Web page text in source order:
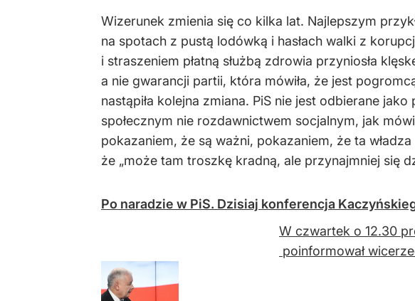
Wizerunek zmienia się co kilka lat. Najlepszym
na spotach z pustą lodówką i hasłach walki z
i straszeniem płatną służbą zdrowia przyniosła
a nie gwarancji partii, która mówiła, że jest
nastąpiła kolejna zmiana. PiS nie jest odbierane
społecznym nie rozdawnictwem socjalnym, jak
pokazaniem, że są ważni, pokazaniem, że ta
że „może tam troszkę kradną, ale przynajmniej się
Po naradzie w PiS. Dzisiaj konferencja
W czwartek o 12.30
poinformował